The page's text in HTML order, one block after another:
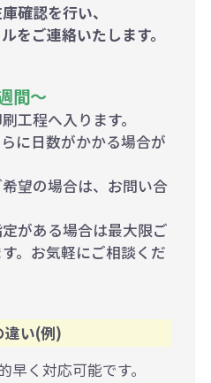
確認を行い、
をご連絡いたします。
間～
工程へ入ります。
に日数がかかる場合が
望の場合は、お問い合
がある場合は最大限ご
。お気軽にご相談くだ
違い(例)
早く対応可能です。